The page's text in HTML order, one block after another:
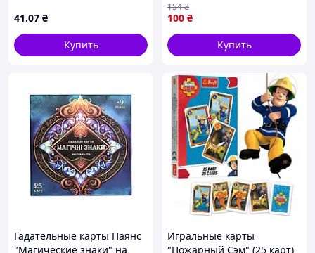
41.07 ₴
Купить
100 ₴
154₴
Купить
Гадательные карты Паянс
"Магические знаки" на
Игральные карты
"Пожарный Сэм" (25 карт)